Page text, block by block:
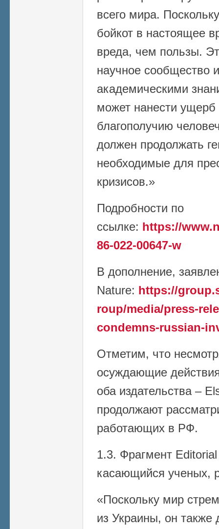
всего мира.
бойкот в настоящее
вреда, чем пользы.
научное сообщество
академическими
может нанести
благополучию
должен продолжать
необходимые для
кризисов.»
Подробности по
ссылке: https://
86-022-00647-w
В дополнение,
Nature: https://
roup/media/press-
condemns-russian-
Отметим, что
осуждающие
оба издательства –
продолжают
работающих в РФ.
1.3. Фрагмент
касающийся ученых,
«Поскольку мир
из Украины, он также